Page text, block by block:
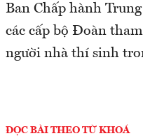
Ban Chấp hành
các cấp bộ Đoàn
người nhà thí sinh
ĐỌC BÀI THEO TỪ KHOÁ